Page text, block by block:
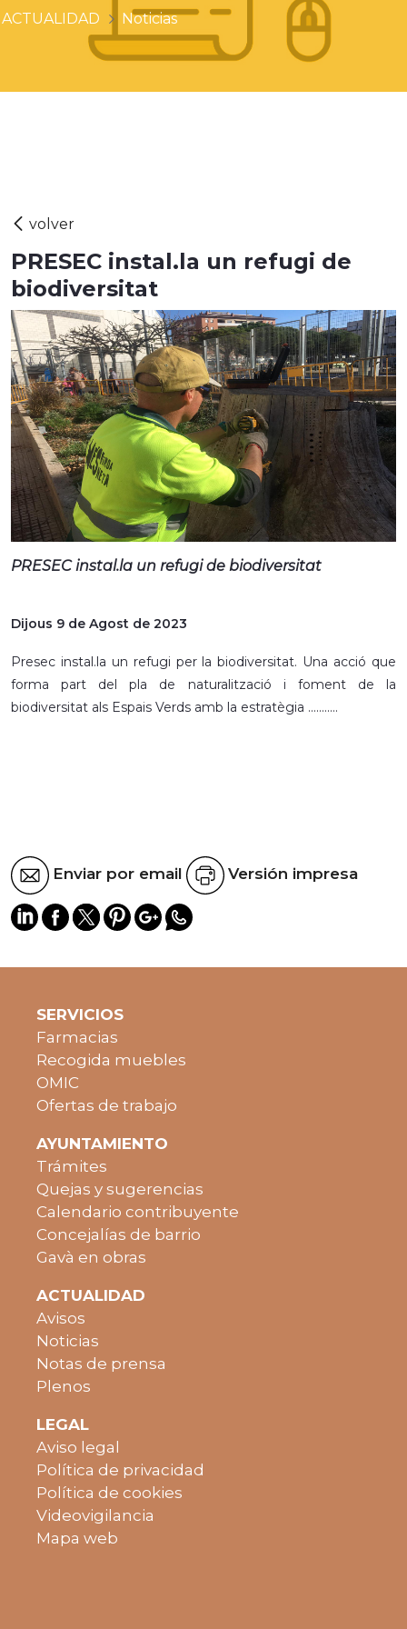
ACTUALIDAD Noticias
PRESEC instal.la un refugi de
biodiversitat
PRESEC instal.la un refugi de biodiversitat
Dijous 9 de Agost de 2023
Presec instal.la un refugi per la biodiversitat. Una acció que
forma part del pla de naturalització i foment de la
biodiversitat als Espais Verds amb la estratègia ...........
Enviar por email Versión impresa
SERVICIOS
Farmacias
Recogida muebles
OMIC
Ofertas de trabajo
AYUNTAMIENTO
Trámites
Quejas y sugerencias
Calendario contribuyente
Concejalías de barrio
Gavà en obras
ACTUALIDAD
Avisos
Noticias
Notas de prensa
Plenos
LEGAL
Aviso legal
Política de privacidad
Política de cookies
Videovigilancia
Mapa web